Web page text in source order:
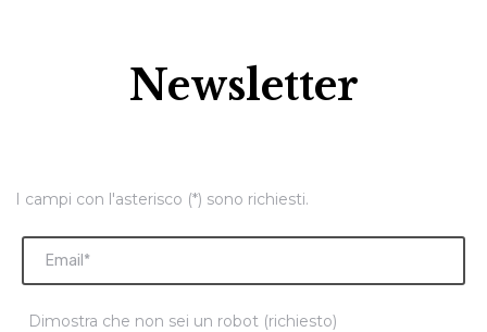
Newsletter
I campi con l'asterisco (*) sono richiesti.
Dimostra che non sei un robot (richiesto)